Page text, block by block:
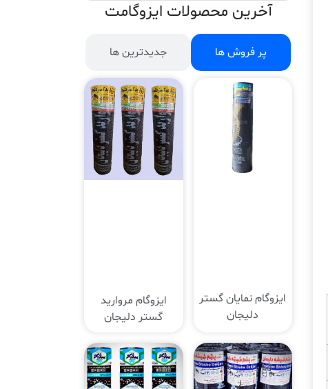
آخرین محصولات ایزوگامت
پر فروش ها جدیدترین ها
ایزوگام نمایان گستر
دلیجان
ایزوگام مروارید
گستر دلیجان